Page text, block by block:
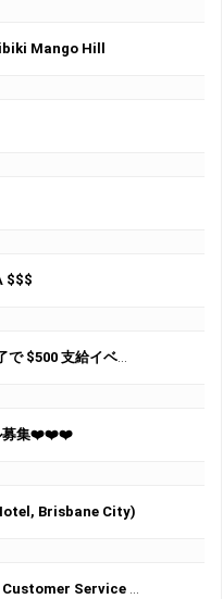
Mango Hill
$$$
Uber Eats 登録後60日以内に100件完了で $500 支給イベント実施中！
募集❤️❤️❤️
Brisbane City)
North Lakes/Mango Hill, Kitchen & Customer Service Team Member Wanted (15–20 hrs/wk)